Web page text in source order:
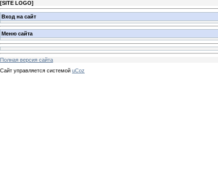
[SITE LOGO]
Вход на сайт
Меню сайта
Полная версия сайта
Сайт управляется системой uCoz